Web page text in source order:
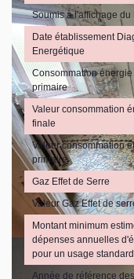
Soumis à l'affichage du
Date établissement
Energétique
Consommation énergie
primaire
Valeur consommation
finale
Valeur consommation
primaire
Gaz Effet de Serre
Valeur Gaz Effet de
Montant minimum
dépenses annuelles
pour un usage standard
Année de référence